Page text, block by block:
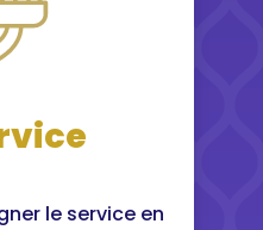
le service en